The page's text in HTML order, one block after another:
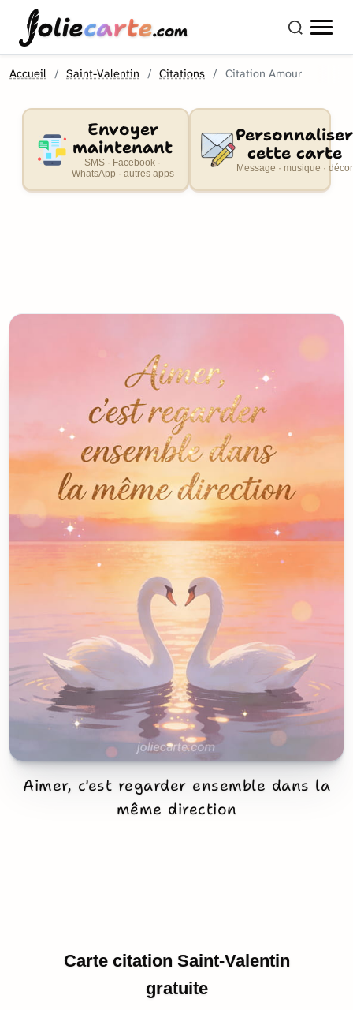
oliecarte.com
Accueil Saint-Valentin Citations Citation Amour
Envoyer
maintenant
SMS · Facebook ·
WhatsApp · autres apps
Personnaliser
cette carte
Message · musique · décor
Aimer, c'est regarder ensemble dans la
même direction
Carte citation Saint-Valentin
gratuite